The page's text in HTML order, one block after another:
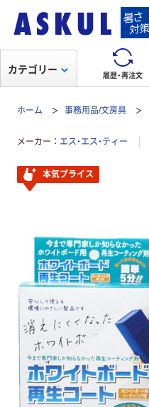
履歴・再注文
カテゴリー
ホーム 事務用品/文房具
メーカー エス・エス・ティー
本気プライス